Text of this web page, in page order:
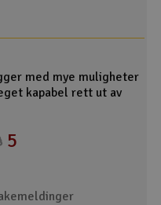
med mye muligheter
kapabel rett ut av
5